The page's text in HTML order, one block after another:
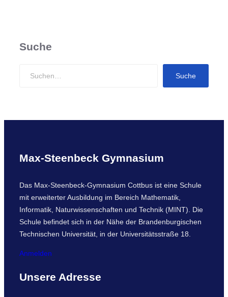
Suche
c
Suche
Max-Steenbeck Gymnasium
Das Max-Steenbeck-Gymnasium Cottbus ist eine Schule
mit erweiterter Ausbildung im Bereich Mathematik,
Informatik, Naturwissenschaften und Technik (MINT). Die
Schule befindet sich in der Nähe der Brandenburgischen
Technischen Universität, in der Universitätsstraße 18.
Anmelden
Unsere Adresse